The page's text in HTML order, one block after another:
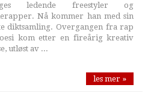
ledende freestyler og
Nå kommer han med sin
diktsamling. Overgangen fra rap
kom etter en fireårig kreativ
utløst av ...
les mer »